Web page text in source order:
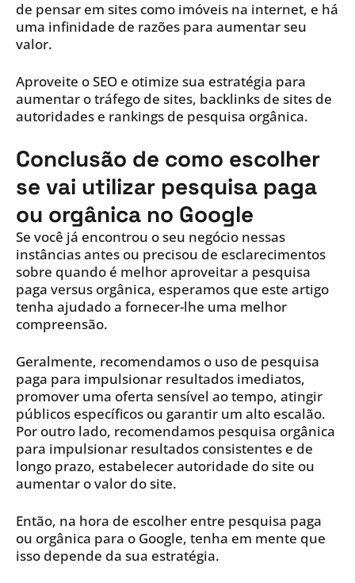
de pensar em sites como imóveis na internet, e há
uma infinidade de razões para aumentar seu
valor.
Aproveite o SEO e otimize sua estratégia para
aumentar o tráfego de sites, backlinks de sites de
autoridades e rankings de pesquisa orgânica.
Conclusão de como escolher
se vai utilizar pesquisa paga
ou orgânica no Google
Se você já encontrou o seu negócio nessas
instâncias antes ou precisou de esclarecimentos
sobre quando é melhor aproveitar a pesquisa
paga versus orgânica, esperamos que este artigo
tenha ajudado a fornecer-lhe uma melhor
compreensão.
Geralmente, recomendamos o uso de pesquisa
paga para impulsionar resultados imediatos,
promover uma oferta sensível ao tempo, atingir
públicos específicos ou garantir um alto escalão.
Por outro lado, recomendamos pesquisa orgânica
para impulsionar resultados consistentes e de
longo prazo, estabelecer autoridade do site ou
aumentar o valor do site.
Então, na hora de escolher entre pesquisa paga
ou orgânica para o Google, tenha em mente que
isso depende da sua estratégia.